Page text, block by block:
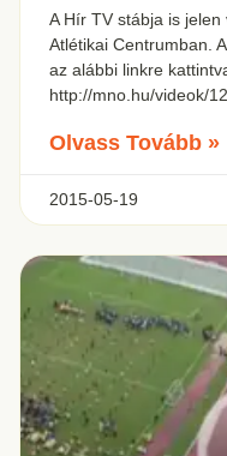
A Hír TV stábja is
Atlétikai Centrumban.
az alábbi linkre
http://mno.hu/videok/
Olvass Tovább »
2015-05-19